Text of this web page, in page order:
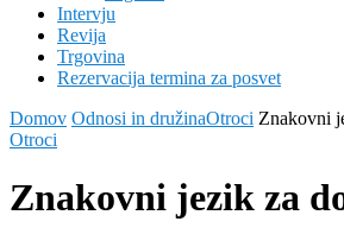
Intervju
Revija
Trgovina
Rezervacija termina za posvet
Domov Odnosi in družinaOtroci Znakovni
Otroci
Znakovni jezik za